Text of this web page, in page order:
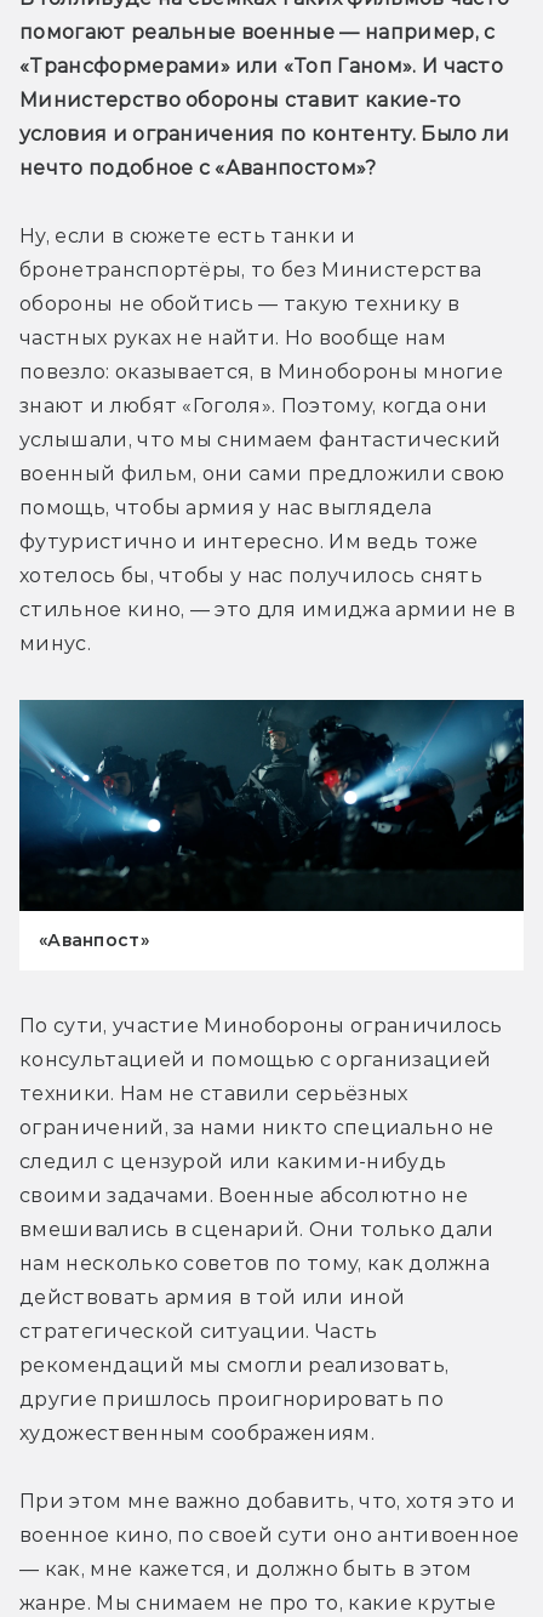
помогают реальные военные — например, с
«Трансформерами» или «Топ Ганом». И часто
Министерство обороны ставит какие-то
условия и ограничения по контенту. Было ли
нечто подобное с «Аванпостом»?
Ну, если в сюжете есть танки и
бронетранспортёры, то без Министерства
обороны не обойтись — такую технику в
частных руках не найти. Но вообще нам
повезло: оказывается, в Минобороны многие
знают и любят «Гоголя». Поэтому, когда они
услышали, что мы снимаем фантастический
военный фильм, они сами предложили свою
помощь, чтобы армия у нас выглядела
футуристично и интересно. Им ведь тоже
хотелось бы, чтобы у нас получилось снять
стильное кино, — это для имиджа армии не в
минус.
«Аванпост»
По сути, участие Минобороны ограничилось
консультацией и помощью с организацией
техники. Нам не ставили серьёзных
ограничений, за нами никто специально не
следил с цензурой или какими-нибудь
своими задачами. Военные абсолютно не
вмешивались в сценарий. Они только дали
нам несколько советов по тому, как должна
действовать армия в той или иной
стратегической ситуации. Часть
рекомендаций мы смогли реализовать,
другие пришлось проигнорировать по
художественным соображениям.
При этом мне важно добавить, что, хотя это и
военное кино, по своей сути оно антивоенное
— как, мне кажется, и должно быть в этом
жанре. Мы снимаем не про то, какие крутые